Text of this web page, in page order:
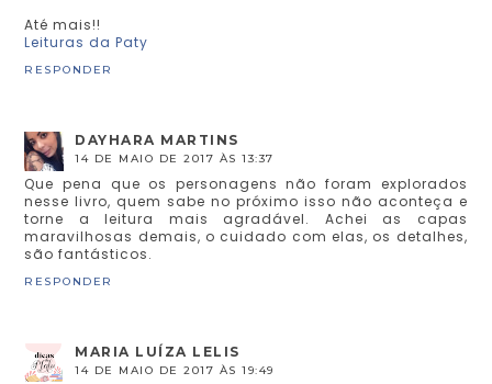
Até mais!!
Leituras da Paty
RESPONDER
DAYHARA MARTINS
14 DE MAIO DE 2017 ÀS 13:37
Que pena que os personagens não foram explorados
nesse livro, quem sabe no próximo isso não aconteça e
torne a leitura mais agradável. Achei as capas
maravilhosas demais, o cuidado com elas, os detalhes,
são fantásticos.
RESPONDER
MARIA LUÍZA LELIS
14 DE MAIO DE 2017 ÀS 19:49